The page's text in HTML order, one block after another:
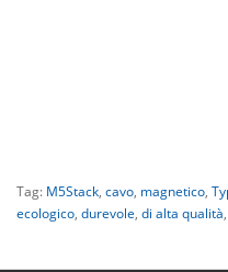
Tag: M5Stack, cavo, magnetico,
ecologico, durevole, di alta qualità,